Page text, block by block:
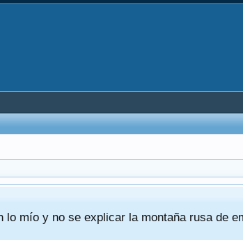
mío y no se explicar la montaña rusa de